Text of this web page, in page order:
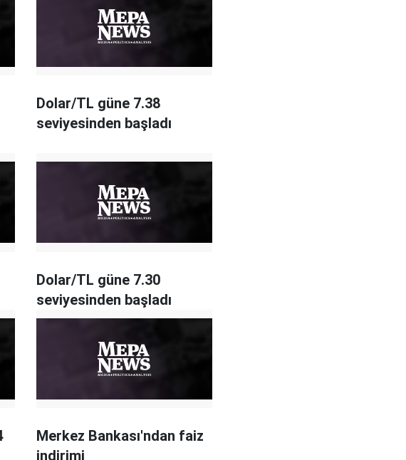
Dolar/TL güne 7.38
seviyesinden başladı
Dolar/TL güne 7.30
seviyesinden başladı
Merkez Bankası'ndan faiz
indirimi